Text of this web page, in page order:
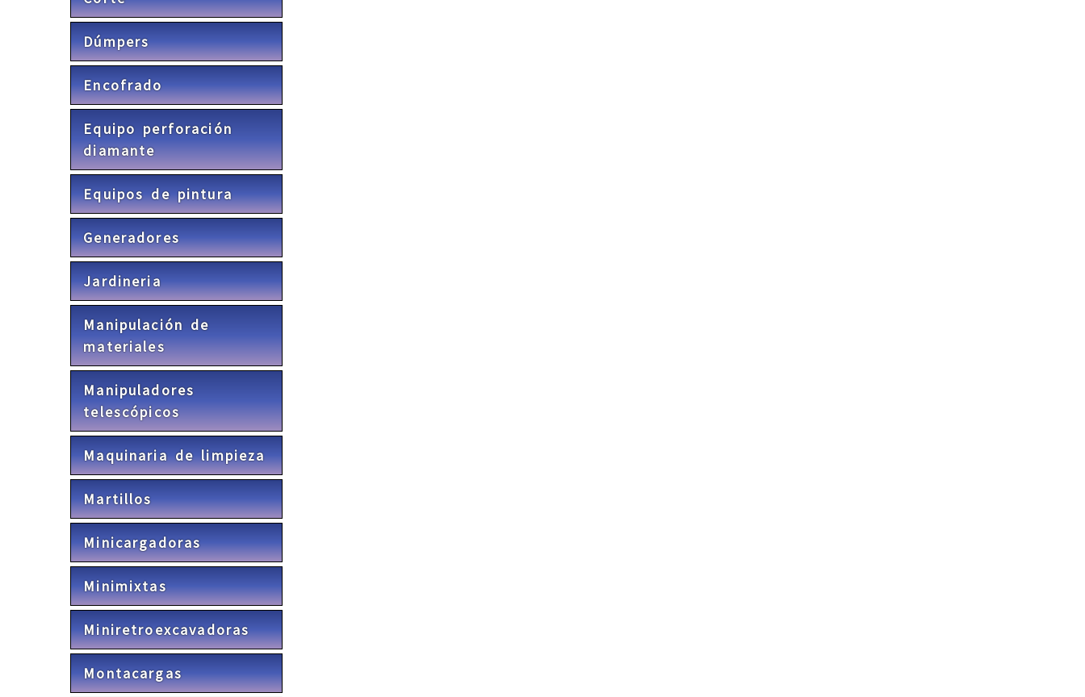
Dúmpers
Encofrado
Equipo perforación
diamante
Equipos de pintura
Generadores
Jardineria
Manipulación de
materiales
Manipuladores
telescópicos
Maquinaria de limpieza
Martillos
Minicargadoras
Minimixtas
Miniretroexcavadoras
Montacargas